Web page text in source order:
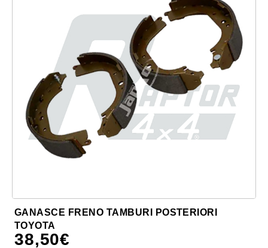
GANASCE FRENO TAMBURI POSTERIORI
TOYOTA
38,50€